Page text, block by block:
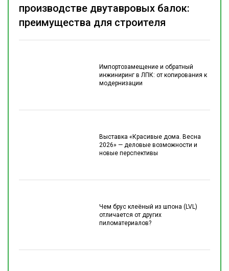
Импортозамещение и обратный
инжиниринг в ЛПК: от копирования к
модернизации
Выставка «Красивые дома. Весна
2026» — деловые возможности и
новые перспективы
Чем брус клеёный из шпона (LVL)
отличается от других
пиломатериалов?
производстве двутавровых балок:
преимущества для строителя